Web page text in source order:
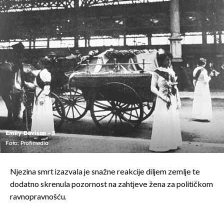
Emily Davison - 5
Foto: Profimedia
Njezina smrt izazvala je snažne reakcije diljem zemlje te
dodatno skrenula pozornost na zahtjeve žena za političkom
ravnopravnošću.